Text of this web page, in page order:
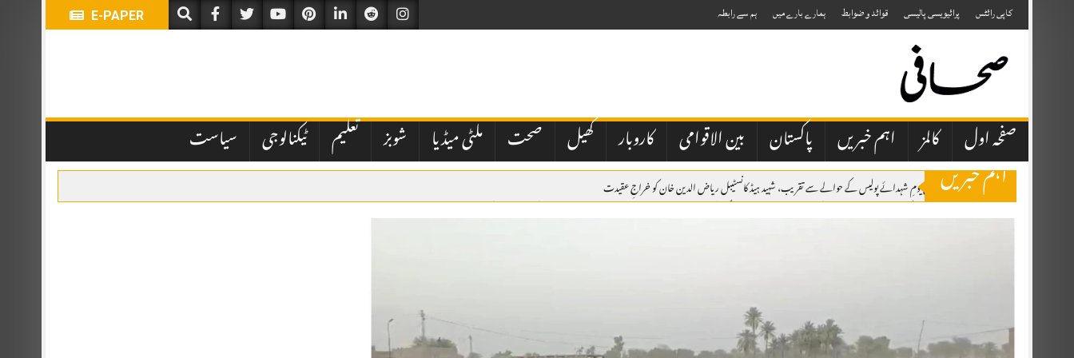
to
content
E-PAPER کاپی رائٹس پرائیویسی پالیسی قوائد و ضوابط ہمارے بارے میں ہم سے رابطہ
صفحہ اول کالمز اہم خبریں پاکستان بین الاقوامی کاروبار کھیل صحت ملٹی میڈیا شوبز تعلیم ٹیکنالوجی سیاست
اہم خبریں
پشاور پریس کلب میں یومِ شہدائے پولیس کے حوالے سے تقریب، شہید ہیڈ کانسٹیبل ریاض الدین خان کو خراجِ عقیدت
مکہ مشترکہ دفاعی معاہدہ: پاکستان، سعودی عرب اور ترکی کا تاریخی دفاعی اتحاد قائم گھبرا کر بھارت نے اسرائیل سے بھی دفاعی تعاون بڑھانے کی درخواست کی ہے